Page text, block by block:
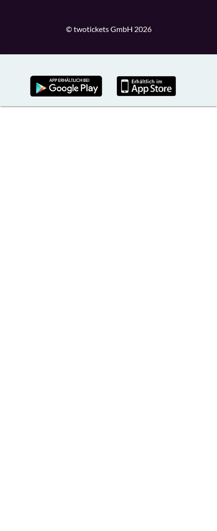
© twotickets GmbH 2026